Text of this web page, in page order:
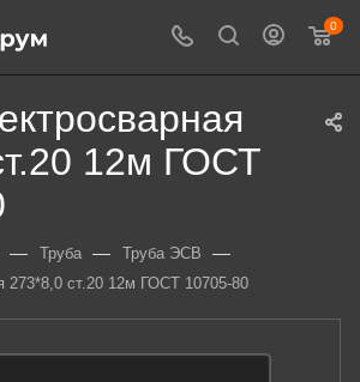
0
12м ГОСТ
— Труба — Труба ЭСВ —
273*8,0 ст.20 12м ГОСТ 10705-80